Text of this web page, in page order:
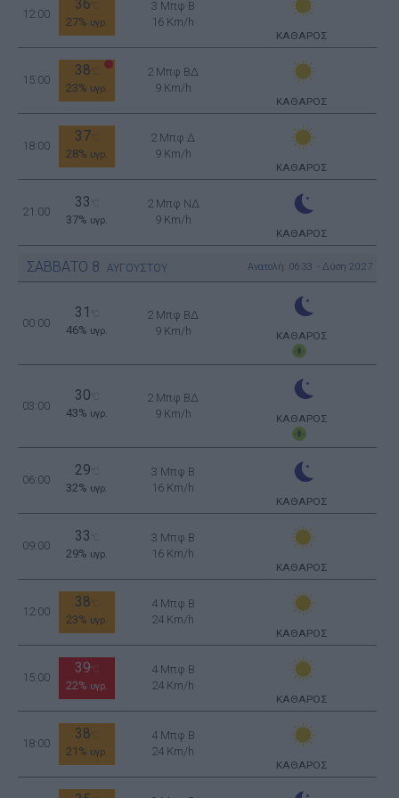
12:00
36
27% υγρ.
3 Μπφ B
16 Km/h
ΚΑΘΑΡΟΣ
15:00
38
23% υγρ.
2 Μπφ ΒΔ
9 Km/h
ΚΑΘΑΡΟΣ
18:00
37
28% υγρ.
2 Μπφ Δ
9 Km/h
ΚΑΘΑΡΟΣ
21:00
33
37% υγρ.
2 Μπφ ΝΔ
9 Km/h
ΚΑΘΑΡΟΣ
ΣΑΒΒΑΤΟ 8 ΑΥΓΟΥΣΤΟΥ Ανατολή: 06:33 - Δύση 20:27
00:00
31
46% υγρ.
2 Μπφ ΒΔ
9 Km/h
ΚΑΘΑΡΟΣ
03:00
30
43% υγρ.
2 Μπφ ΒΔ
9 Km/h
ΚΑΘΑΡΟΣ
06:00
29
32% υγρ.
3 Μπφ B
16 Km/h
ΚΑΘΑΡΟΣ
09:00
33
29% υγρ.
3 Μπφ B
16 Km/h
ΚΑΘΑΡΟΣ
12:00
38
23% υγρ.
4 Μπφ B
24 Km/h
ΚΑΘΑΡΟΣ
15:00
39 °C
22% υγρ.
4 Μπφ B
24 Km/h
ΚΑΘΑΡΟΣ
18:00
38
21% υγρ.
4 Μπφ B
24 Km/h
ΚΑΘΑΡΟΣ